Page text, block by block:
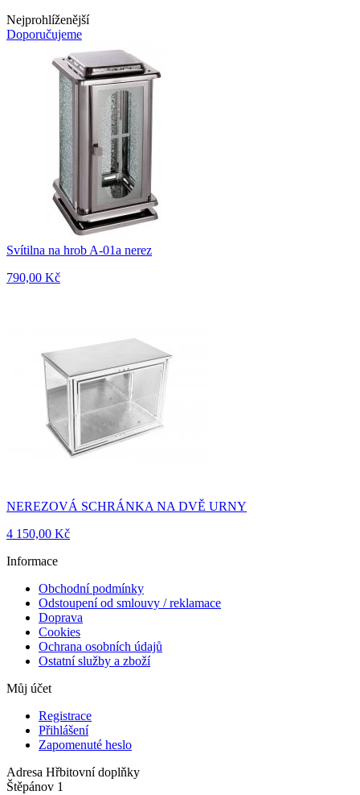
Nejprohlíženější
Doporučujeme
Svítilna na hrob A-01a nerez
790,00 Kč
NEREZOVÁ SCHRÁNKA NA DVĚ URNY
4 150,00 Kč
Informace
Obchodní podmínky
Odstoupení od smlouvy / reklamace
Doprava
Cookies
Ochrana osobních údajů
Ostatní služby a zboží
Můj účet
Registrace
Přihlášení
Zapomenuté heslo
Adresa Hřbitovní doplňky
Štěpánov 1